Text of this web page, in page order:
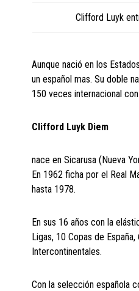
Clifford Luyk
Aunque nació en los
un español mas. Su doble
150 veces internacional con
Clifford Luyk Diem
nace en Sicarusa (Nueva
En 1962 ficha por el Real
hasta 1978.
En sus 16 años con la
Ligas, 10 Copas de
Intercontinentales.
Con la selección española